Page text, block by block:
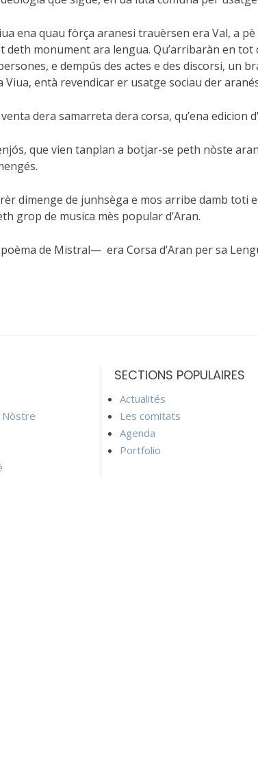
ena quau fòrça aranesi trauèrsen era Val, a
deth monument ara lengua. Qu’arribaràn en
e dempús des actes e des discorsi, un
entà revendicar er usatge sociau der
dera samarreta dera corsa, qu’ena edicion
que vien tanplan a botjar-se peth nòste
dimenge de junhsèga e mos arribe damb toti
grop de musica mès popular d’Aran.
de Mistral— era Corsa d’Aran per sa
Nòstre
SECTIONS POPULAIRES
Actualités
Les comitats
Agenda
Portfolio